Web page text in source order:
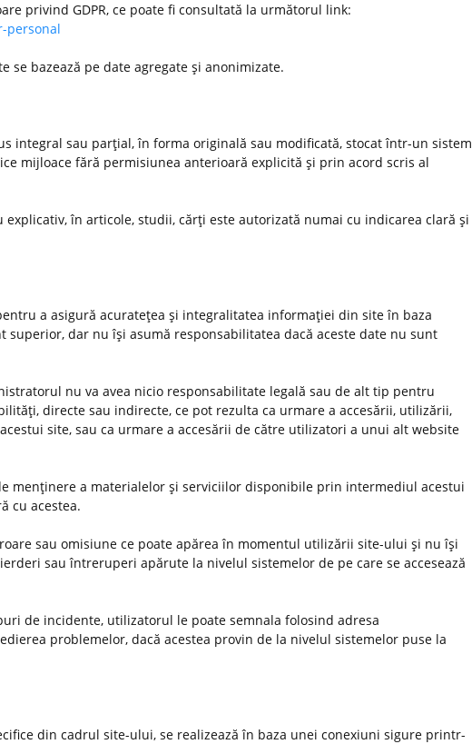
privind GDPR, ce poate fi consultată la următorul link:
personal
se bazează pe date agregate şi anonimizate.
integral sau parţial, în forma originală sau modificată, stocat într-un sistem
mijloace fără permisiunea anterioară explicită şi prin acord scris al
în articole, studii, cărţi este autorizată numai cu indicarea clară şi
a asigură acurateţea şi integralitatea informaţiei din site în baza
dar nu îşi asumă responsabilitatea dacă aceste date nu sunt
nu va avea nicio responsabilitate legală sau de alt tip pentru
directe sau indirecte, ce pot rezulta ca urmare a accesării, utilizării,
site, sau ca urmare a accesării de către utilizatori a unui alt website
menţinere a materialelor şi serviciilor disponibile prin intermediul acestui
cu acestea.
sau omisiune ce poate apărea în momentul utilizării site-ului şi nu îşi
sau întreruperi apărute la nivelul sistemelor de pe care se accesează
de incidente, utilizatorul le poate semnala folosind adresa
problemelor, dacă acestea provin de la nivelul sistemelor puse la
din cadrul site-ului, se realizează în baza unei conexiuni sigure printr-